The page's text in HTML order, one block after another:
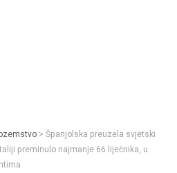
> Španjolska preuzela svjetski
preminulo najmanje 66 liječnika, u